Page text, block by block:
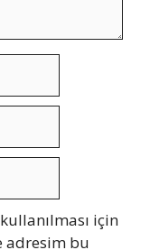
için
adresim bu